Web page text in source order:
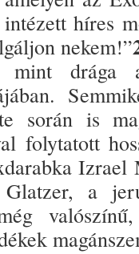
híres
nekem!”
mint drága
során is
folytatott
Izrael
a